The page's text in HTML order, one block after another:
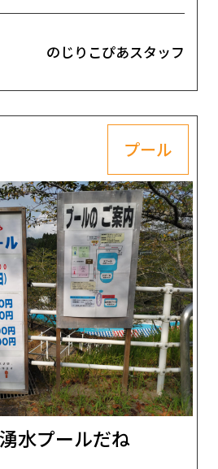
のじりこぴあスタッフ
プール
水プールだね